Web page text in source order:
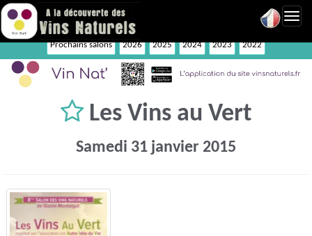
Prochains salons 2026 2025 2024 2023 2022
Les Vins au Vert
Samedi 31 janvier 2015